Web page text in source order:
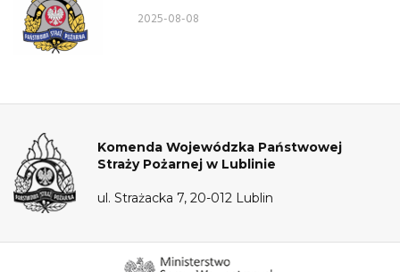
przyjęcie do służby w KW PSP Lublin
2025-08-08
Komenda Wojewódzka Państwowej
Straży Pożarnej w Lublinie
ul. Strażacka 7, 20-012 Lublin